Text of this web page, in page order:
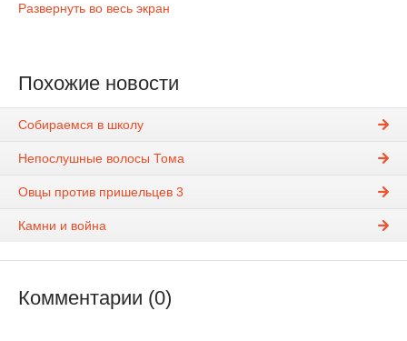
Развернуть во весь экран
Похожие новости
Собираемся в школу
Непослушные волосы Тома
Овцы против пришельцев 3
Камни и война
Комментарии (0)